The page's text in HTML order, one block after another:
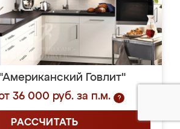
Говлит"
36 000 руб. за п.м.
?
РАССЧИТАТЬ